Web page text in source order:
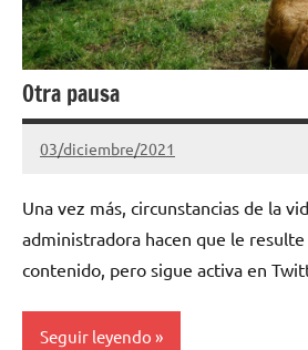
Otra pausa
03/diciembre/2021
Gimnastas.net
No
comentarios
Una vez más, circunstancias de la
administradora hacen que le
contenido, pero sigue activa en
Seguir leyendo